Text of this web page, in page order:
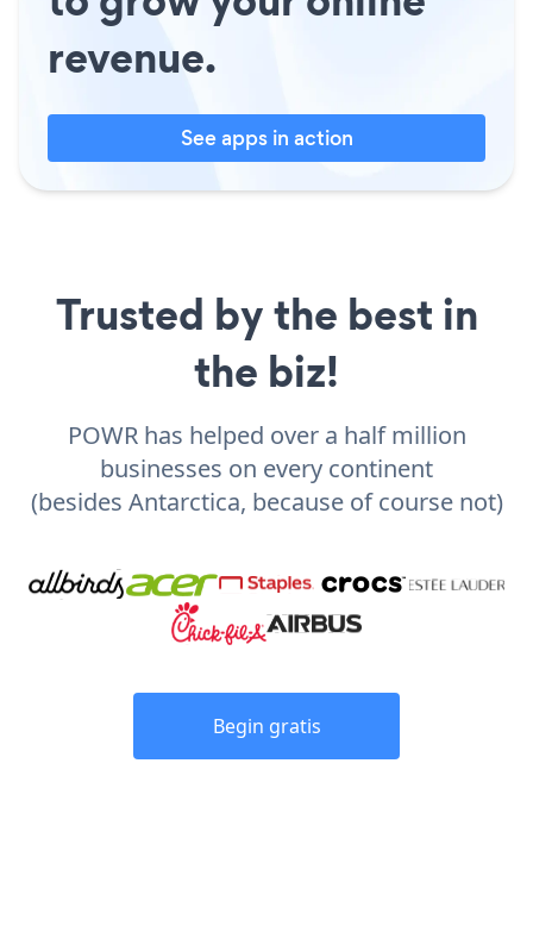
revenue.
See apps in action
Trusted by the best in
the biz!
POWR has helped over a half million
businesses on every continent
(besides Antarctica, because of course not)
Begin gratis